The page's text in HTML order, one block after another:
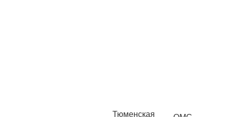
Тюменская